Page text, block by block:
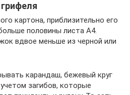
картона, приблизительно его
половины листа А4.
вдвое меньше из черной или
карандаш, бежевый круг
загибов, которые